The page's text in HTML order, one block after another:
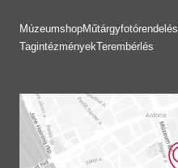
MúzeumshopMűtárgyfotórendelés
TagintézményekTerembérlés